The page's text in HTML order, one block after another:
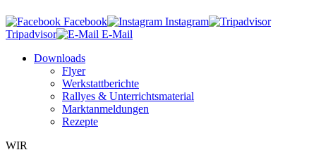
Facebook
Instagram
Tripadvisor
E-Mail
Downloads
Flyer
Werkstattberichte
Rallyes & Unterrichtsmaterial
Marktanmeldungen
Rezepte
WIR